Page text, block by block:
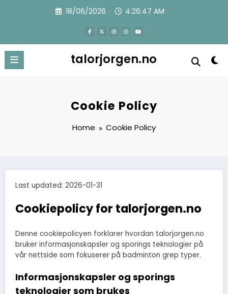
18/06/2026 4:26:47 AM
talorjorgen.no
Cookie Policy
Home Cookie Policy
Last updated: 2026-01-31
Cookiepolicy for talorjorgen.no
Denne cookiepolicyen forklarer hvordan talorjorgen.no
bruker informasjonskapsler og sporings teknologier på
vår nettside som fokuserer på badminton grep typer.
Informasjonskapsler og sporings
teknologier som brukes